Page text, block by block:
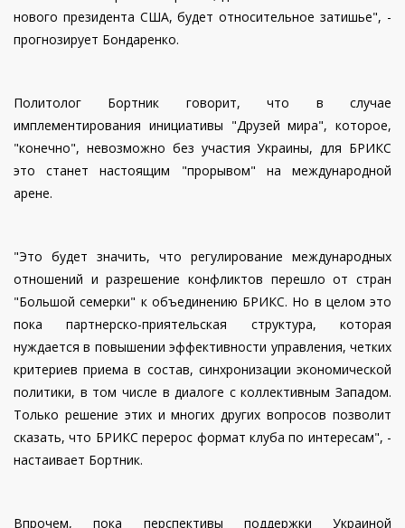
нового президента США, будет относительное затишье", -
прогнозирует Бондаренко.
Политолог Бортник говорит, что в случае
имплементирования инициативы "Друзей мира", которое,
"конечно", невозможно без участия Украины, для БРИКС
это станет настоящим "прорывом" на международной
арене.
"Это будет значить, что регулирование международных
отношений и разрешение конфликтов перешло от стран
"Большой семерки" к объединению БРИКС. Но в целом это
пока партнерско-приятельская структура, которая
нуждается в повышении эффективности управления, четких
критериев приема в состав, синхронизации экономической
политики, в том числе в диалоге с коллективным Западом.
Только решение этих и многих других вопросов позволит
сказать, что БРИКС перерос формат клуба по интересам", -
настаивает Бортник.
Впрочем, пока перспективы поддержки Украиной